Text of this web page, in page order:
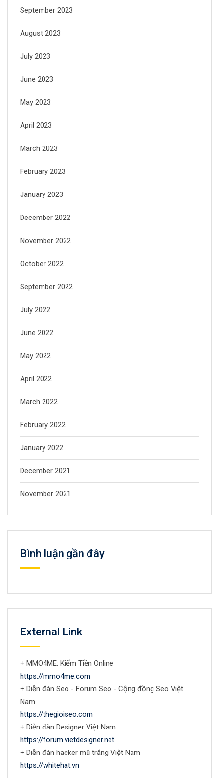
September 2023
August 2023
July 2023
June 2023
May 2023
April 2023
March 2023
February 2023
January 2023
December 2022
November 2022
October 2022
September 2022
July 2022
June 2022
May 2022
April 2022
March 2022
February 2022
January 2022
December 2021
November 2021
Bình luận gần đây
External Link
+ MMO4ME: Kiếm Tiền Online
https://mmo4me.com
+ Diễn đàn Seo - Forum Seo - Cộng đồng Seo Việt
Nam
https://thegioiseo.com
+ Diễn đàn Designer Việt Nam
https://forum.vietdesigner.net
+ Diễn đàn hacker mũ trắng Việt Nam
https://whitehat.vn